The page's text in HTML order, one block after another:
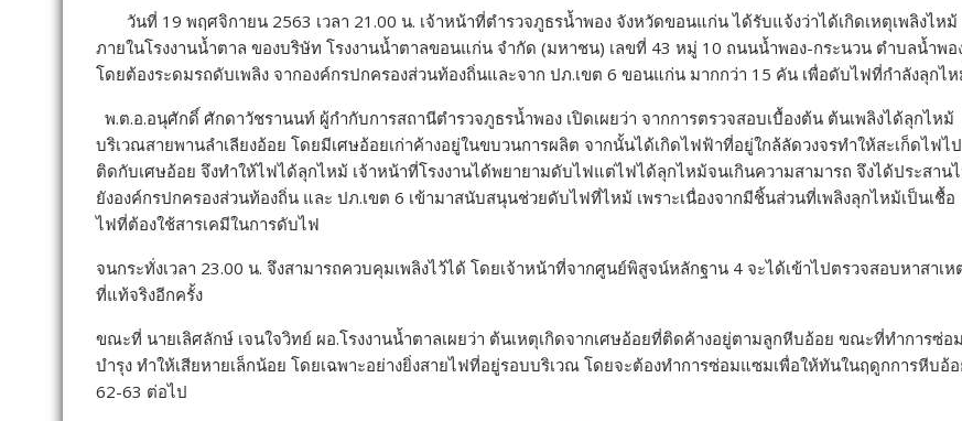
วันที่ 19 พฤศจิกายน 2563 เวลา 21.00 น. เจ้าหน้าที่ตำรวจภูธรน้ำพอง จังหวัดขอนแก่น ได้รับแจ้งว่าได้เกิดเหตุเพลิงไหม้
ภายในโรงงานน้ำตาล ของบริษัท โรงงานน้ำตาลขอนแก่น จำกัด (มหาชน) เลขที่ 43 หมู่ 10 ถนนน้ำพอง-กระนวน ตำบลน้ำพอ
โดยต้องระดมรถดับเพลิง จากองค์กรปกครองส่วนท้องถิ่นและจาก ปภ.เขต 6 ขอนแก่น มากกว่า 15 คัน เพื่อดับไฟที่กำลังลุกไ
พ.ต.อ.อนุศักดิ์ ศักดาวัชรานนท์ ผู้กำกับการสถานีตำรวจภูธรน้ำพอง เปิดเผยว่า จากการตรวจสอบเบื้องต้น ต้นเพลิงได้ลุกไหม้
บริเวณสายพานลำเลียงอ้อย โดยมีเศษอ้อยเก่าค้างอยู่ในขบวนการผลิต จากนั้นได้เกิดไฟฟ้าที่อยู่ใกล้ลัดวงจรทำให้สะเก็ดไฟไป
ติดกับเศษอ้อย จึงทำให้ไฟได้ลุกไหม้ เจ้าหน้าที่โรงงานได้พยายามดับไฟแต่ไฟได้ลุกไหม้จนเกินความสามารถ จึงได้ประสาน
ยังองค์กรปกครองส่วนท้องถิ่น และ ปภ.เขต 6 เข้ามาสนับสนุนช่วยดับไฟที่ไหม้ เพราะเนื่องจากมีชิ้นส่วนที่เพลิงลุกไหม้เป็นเชื้อ
ไฟที่ต้องใช้สารเคมีในการดับไฟ
จนกระทั่งเวลา 23.00 น. จึงสามารถควบคุมเพลิงไว้ได้ โดยเจ้าหน้าที่จากศูนย์พิสูจน์หลักฐาน 4 จะได้เข้าไปตรวจสอบหาสาเห
ที่แท้จริงอีกครั้ง
ขณะที่ นายเลิศลักษ์ เจนใจวิทย์ ผอ.โรงงานน้ำตาลเผยว่า ต้นเหตุเกิดจากเศษอ้อยที่ติดค้างอยู่ตามลูกหีบอ้อย ขณะที่ทำการซ่อม
บำรุง ทำให้เสียหายเล็กน้อย โดยเฉพาะอย่างยิ่งสายไฟที่อยู่รอบบริเวณ โดยจะต้องทำการซ่อมแซมเพื่อให้ทันในฤดูกการหีบอ้
62-63 ต่อไป